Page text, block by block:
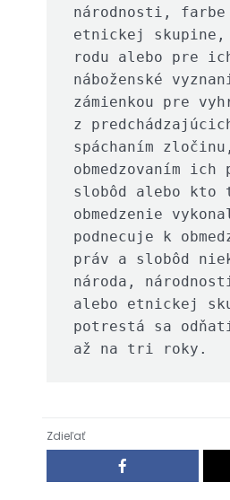
národnosti,
etnickej skupine,
rodu alebo pre
náboženské
zámienkou pre
z
spáchaním zločinu,
obmedzovaním ich
slobôd alebo kto
obmedzenie
podnecuje k
práv a slobôd
národa,
alebo etnickej
potrestá sa
až na tri roky.
Zdieľať